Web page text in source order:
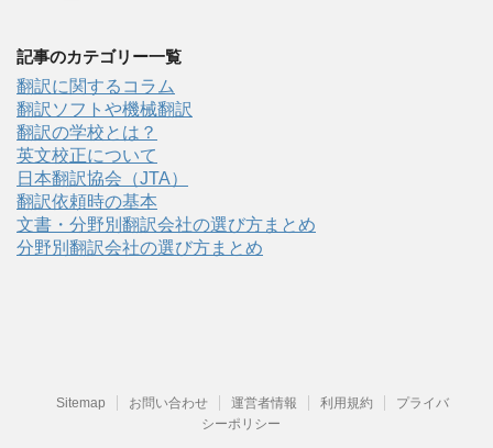
記事のカテゴリー一覧
翻訳に関するコラム
翻訳ソフトや機械翻訳
翻訳の学校とは？
英文校正について
日本翻訳協会（JTA）
翻訳依頼時の基本
文書・分野別翻訳会社の選び方まとめ
分野別翻訳会社の選び方まとめ
Sitemap お問い合わせ 運営者情報 利用規約
プライバ
シーポリシー